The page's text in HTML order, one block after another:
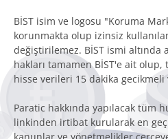
BİST isim ve logosu "Koruma
korunmakta olup izinsiz
değiştirilemez. BİST ismi
hakları tamamen BİST'e ait olup,
hisse verileri 15 dakika
Paratic hakkında yapılacak tüm
linkinden irtibat kurularak en